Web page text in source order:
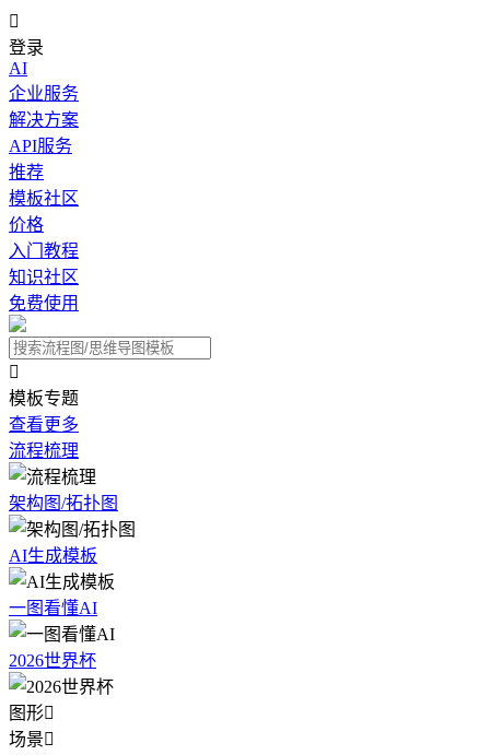

登录
AI
企业服务
解决方案
API服务
推荐
模板社区
价格
入门教程
知识社区
免费使用

模板专题
查看更多
流程梳理
架构图/拓扑图
AI生成模板
一图看懂AI
2026世界杯
图形
场景